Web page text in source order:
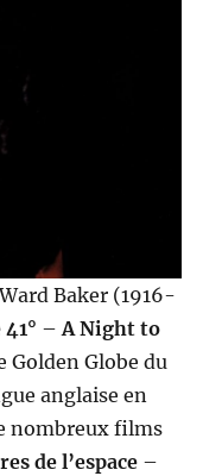
Baker (1916-
–A Night to
Golden Globe du
anglaise en
nombreux films
de l’espace –